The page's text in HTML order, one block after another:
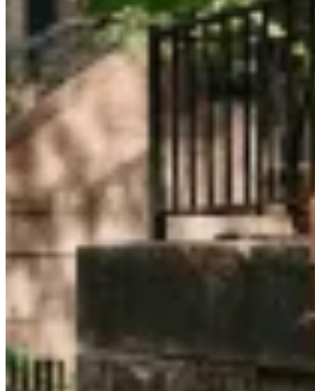
Sofia Buysan
Blusa Florencia